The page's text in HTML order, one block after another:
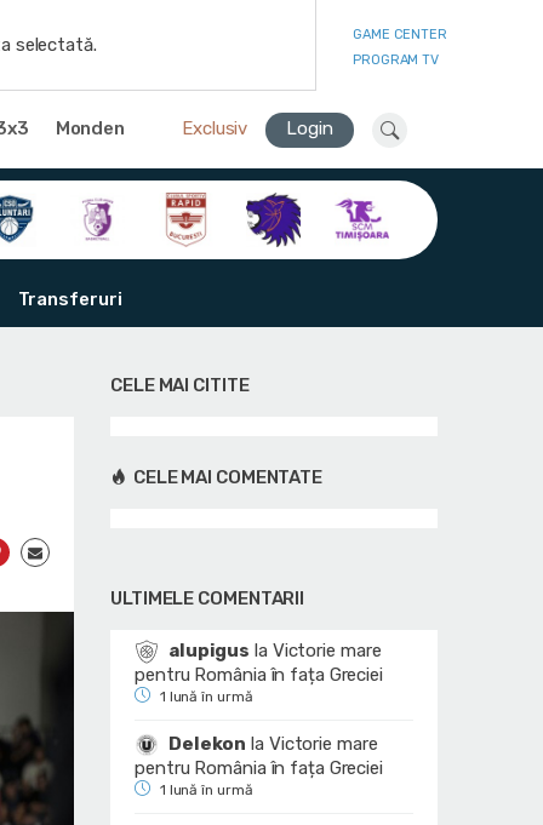
selectată.
GAME CENTER
PROGRAM TV
Monden Exclusiv Login
Transferuri
CELE MAI CITITE
CELE MAI COMENTATE
ULTIMELE COMENTARII
alupigus la Victorie mare
pentru România în fața Greciei
1 lună în urmă
Delekon la Victorie mare
pentru România în fața Greciei
1 lună în urmă